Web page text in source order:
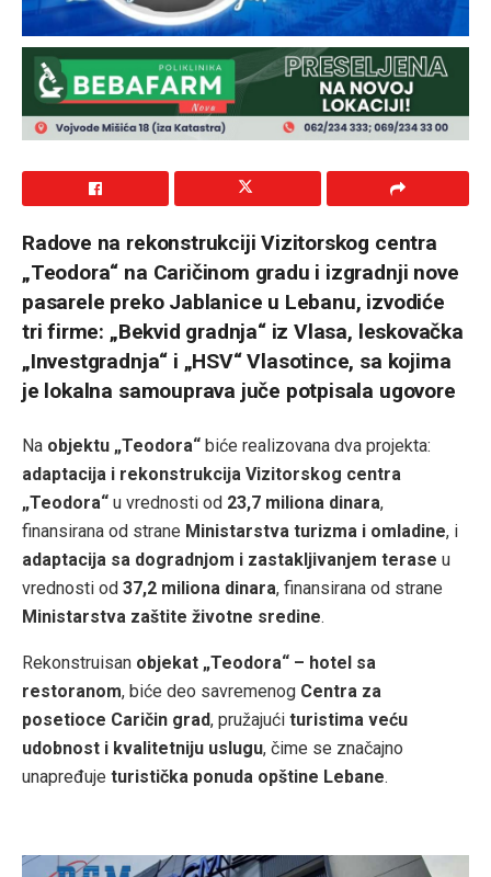
Radove na rekonstrukciji Vizitorskog centra
„Teodora“ na Caričinom gradu i izgradnji nove
pasarele preko Jablanice u Lebanu, izvodiće
tri firme: „Bekvid gradnja“ iz Vlasa, leskovačka
„Investgradnja“ i „HSV“ Vlasotince, sa kojima
je lokalna samouprava juče potpisala ugovore
Na objektu „Teodora“ biće realizovana dva projekta:
adaptacija i rekonstrukcija Vizitorskog centra
„Teodora“ u vrednosti od 23,7 miliona dinara,
finansirana od strane Ministarstva turizma i omladine, i
adaptacija sa dogradnjom i zastakljivanjem terase u
vrednosti od 37,2 miliona dinara, finansirana od strane
Ministarstva zaštite životne sredine.
Rekonstruisan objekat „Teodora“ – hotel sa
restoranom, biće deo savremenog Centra za
posetioce Caričin grad, pružajući turistima veću
udobnost i kvalitetniju uslugu, čime se značajno
unapređuje turistička ponuda opštine Lebane.